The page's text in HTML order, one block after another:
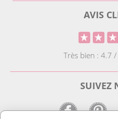
AVIS
Très bien : 4.7
SUIVEZ